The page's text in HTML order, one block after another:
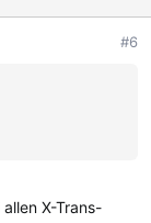
#6
X-Trans-